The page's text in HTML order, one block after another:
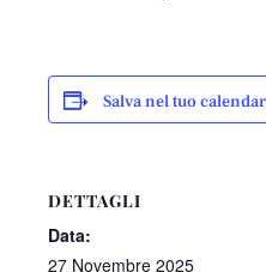
Salva nel tuo
DETTAGLI
Data:
27 Novembre 2025